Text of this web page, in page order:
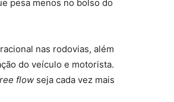
pesa menos no bolso do
nas rodovias, além
do veículo e motorista.
flow seja cada vez mais